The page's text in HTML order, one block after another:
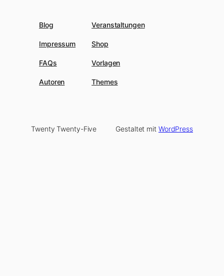
Blog
Impressum
FAQs
Autoren
Veranstaltungen
Shop
Vorlagen
Themes
Twenty Twenty-Five Gestaltet mit WordPress